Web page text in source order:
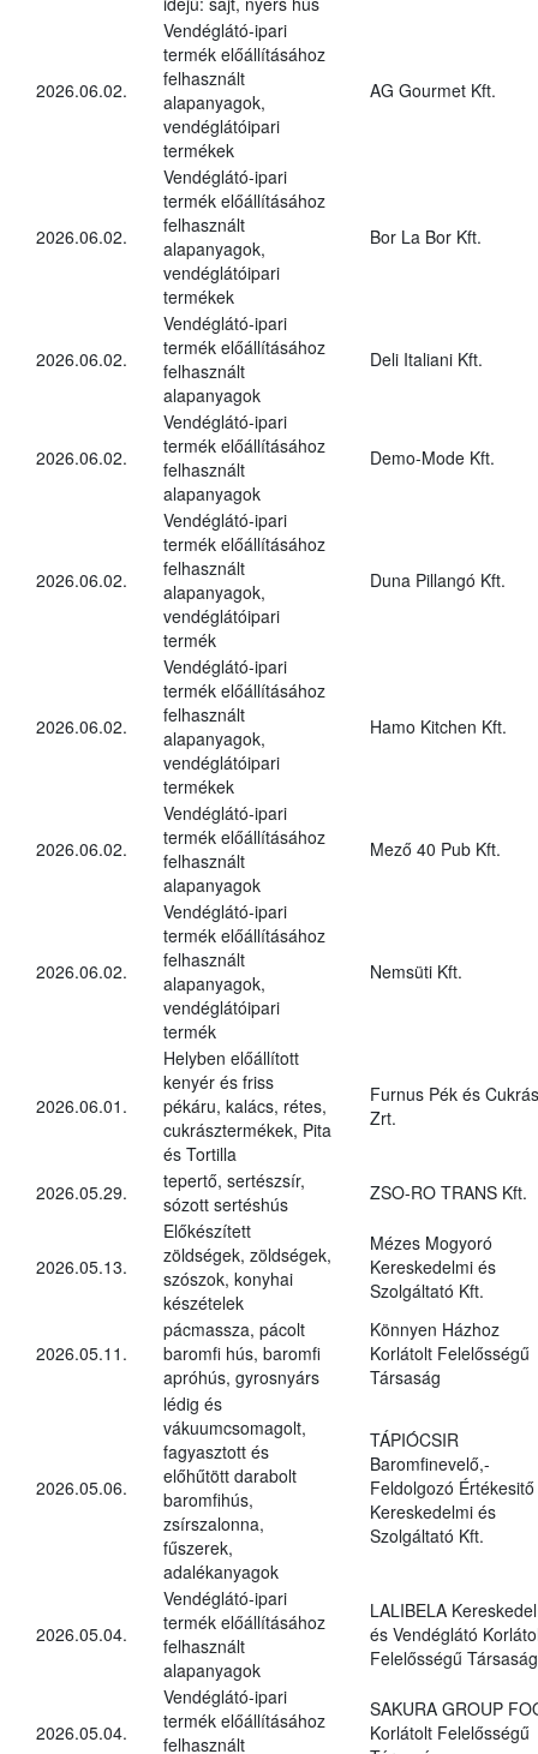
2026.06.02.
Vendéglátó-ipari
termék előállításához
felhasznált
alapanyagok,
vendéglátóipari
termékek
AG Gourmet Kft.
2026.06.02.
Vendéglátó-ipari
termék előállításához
felhasznált
alapanyagok,
vendéglátóipari
termékek
Bor La Bor Kft.
2026.06.02.
Vendéglátó-ipari
termék előállításához
felhasznált
alapanyagok
Deli Italiani Kft.
2026.06.02.
Vendéglátó-ipari
termék előállításához
felhasznált
alapanyagok
Demo-Mode Kft.
2026.06.02.
Vendéglátó-ipari
termék előállításához
felhasznált
alapanyagok,
vendéglátóipari
termék
Duna Pillangó Kft.
2026.06.02.
Vendéglátó-ipari
termék előállításához
felhasznált
alapanyagok,
vendéglátóipari
termékek
Hamo Kitchen Kft.
2026.06.02.
Vendéglátó-ipari
termék előállításához
felhasznált
alapanyagok
Mező 40 Pub Kft.
2026.06.02.
Vendéglátó-ipari
termék előállításához
felhasznált
alapanyagok,
vendéglátóipari
termék
Nemsüti Kft.
2026.06.01.
Helyben előállított
kenyér és friss
pékáru, kalács, rétes,
cukrásztermékek, Pita
és Tortilla
Furnus Pék és
Zrt.
2026.05.29.
tepertő, sertészsír,
sózott sertéshús
ZSO-RO TRANS Kft.
2026.05.13.
Előkészített
zöldségek, zöldségek,
szószok, konyhai
készételek
Mézes Mogyoró
Kereskedelmi és
Szolgáltató Kft.
2026.05.11.
pácmassza, pácolt
baromfi hús, baromfi
apróhús, gyrosnyárs
Könnyen Házhoz
Korlátolt Felelősségű
Társaság
2026.05.06.
lédig és
vákuumcsomagolt,
fagyasztott és
előhűtött darabolt
baromfihús,
zsírszalonna,
fűszerek,
adalékanyagok
TÁPIÓCSIR
Baromfinevelő,-
Feldolgozó Értékesitő
Kereskedelmi és
Szolgáltató Kft.
2026.05.04.
Vendéglátó-ipari
termék előállításához
felhasznált
alapanyagok
LALIBELA
és Vendéglátó
Felelősségű Társaság
2026.05.04.
Vendéglátó-ipari
termék előállításához
felhasznált
SAKURA GROUP
Korlátolt Felelősségű